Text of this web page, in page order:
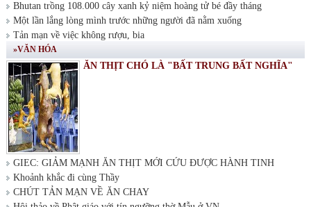
Bhutan trồng 108.000 cây xanh kỷ niệm hoàng tử bé đầy tháng
Một lần lắng lòng mình trước những người đã nằm xuống
Tản mạn về việc không rượu, bia
»VĂN HÓA
ĂN THỊT CHÓ LÀ "BẤT TRUNG BẤT NGHĨA"
GIEC: GIẢM MẠNH ĂN THỊT MỚI CỨU ĐƯỢC HÀNH TINH
Khoảnh khắc đi cùng Thầy
CHÚT TẢN MẠN VỀ ĂN CHAY